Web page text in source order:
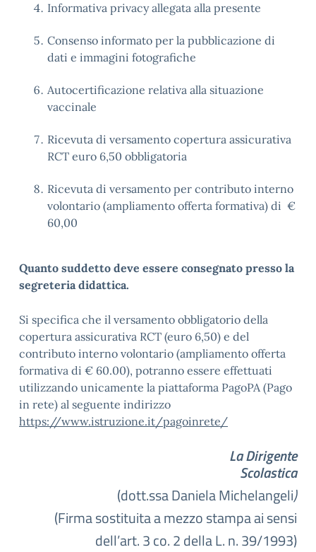
Informativa privacy allegata alla presente
Consenso informato per la pubblicazione di
dati e immagini fotografiche
Autocertificazione relativa alla situazione
vaccinale
Ricevuta di versamento copertura assicurativa
RCT euro 6,50 obbligatoria
Ricevuta di versamento per contributo interno
volontario (ampliamento offerta formativa) di €
60,00
Quanto suddetto deve essere consegnato presso la
segreteria didattica.
Si specifica che il versamento obbligatorio della
copertura assicurativa RCT (euro 6,50) e del
contributo interno volontario (ampliamento offerta
formativa di € 60.00), potranno essere effettuati
utilizzando unicamente la piattaforma PagoPA (Pago
in rete) al seguente indirizzo
https://www.istruzione.it/pagoinrete/
La Dirigente
Scolastica
(dott.ssa Daniela Michelangeli)
(Firma sostituita a mezzo stampa ai sensi
dell’art. 3 co. 2 della L. n. 39/1993)